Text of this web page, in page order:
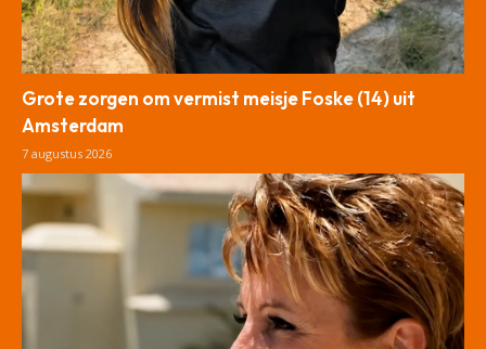
Grote zorgen om vermist meisje Foske (14) uit
Amsterdam
7 augustus 2026